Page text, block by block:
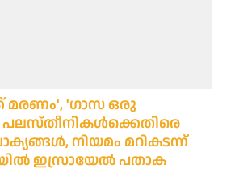
'ഗാസ ഒരു
നിയമം മറികടന്ന്
ഇസ്രായേല്‍ പതാക